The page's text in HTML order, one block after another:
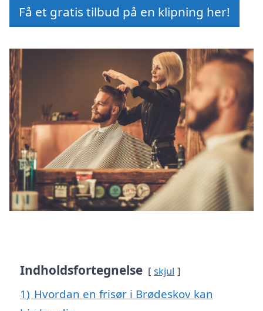
Få et gratis tilbud på en klipning her!
Indholdsfortegnelse skjul
1) Hvordan en frisør i Brødeskov kan